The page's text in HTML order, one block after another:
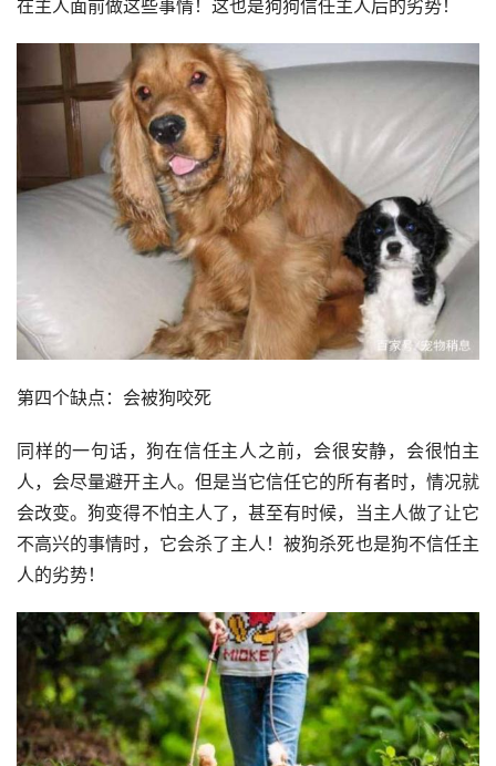
在主人面前做这些事情！这也是狗狗信任主人后的劣势！
第四个缺点：会被狗咬死
同样的一句话，狗在信任主人之前，会很安静，会很怕主
人，会尽量避开主人。但是当它信任它的所有者时，情况就
会改变。狗变得不怕主人了，甚至有时候，当主人做了让它
不高兴的事情时，它会杀了主人！被狗杀死也是狗不信任主
人的劣势！